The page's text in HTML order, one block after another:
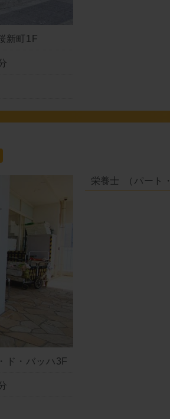
新町1F
ド・バッハ3F
栄養士 （パート